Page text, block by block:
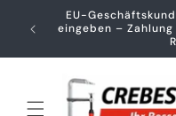
zum
Inhalt
EU-
eingeben –